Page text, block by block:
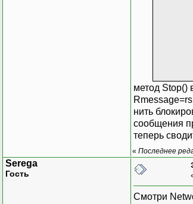
метод Stop()
нить
сообщения
теперь
« Последнее
Serega
Гость
Смотри